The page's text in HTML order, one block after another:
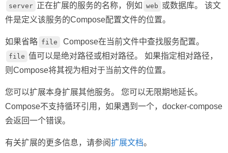
server 正在扩展的服务的名称，例如 web 或数据库。 该文
件是定义该服务的Compose配置文件的位置。
如果省略 file Compose在当前文件中查找服务配置。
file 值可以是绝对路径或相对路径。 如果指定相对路径，
则Compose将其视为相对于当前文件的位置。
您可以扩展本身扩展其他服务。 您可以无限期地延长。
Compose不支持循环引用，如果遇到一个，docker-compose
会返回一个错误。
有关扩展的更多信息，请参阅扩展文档。